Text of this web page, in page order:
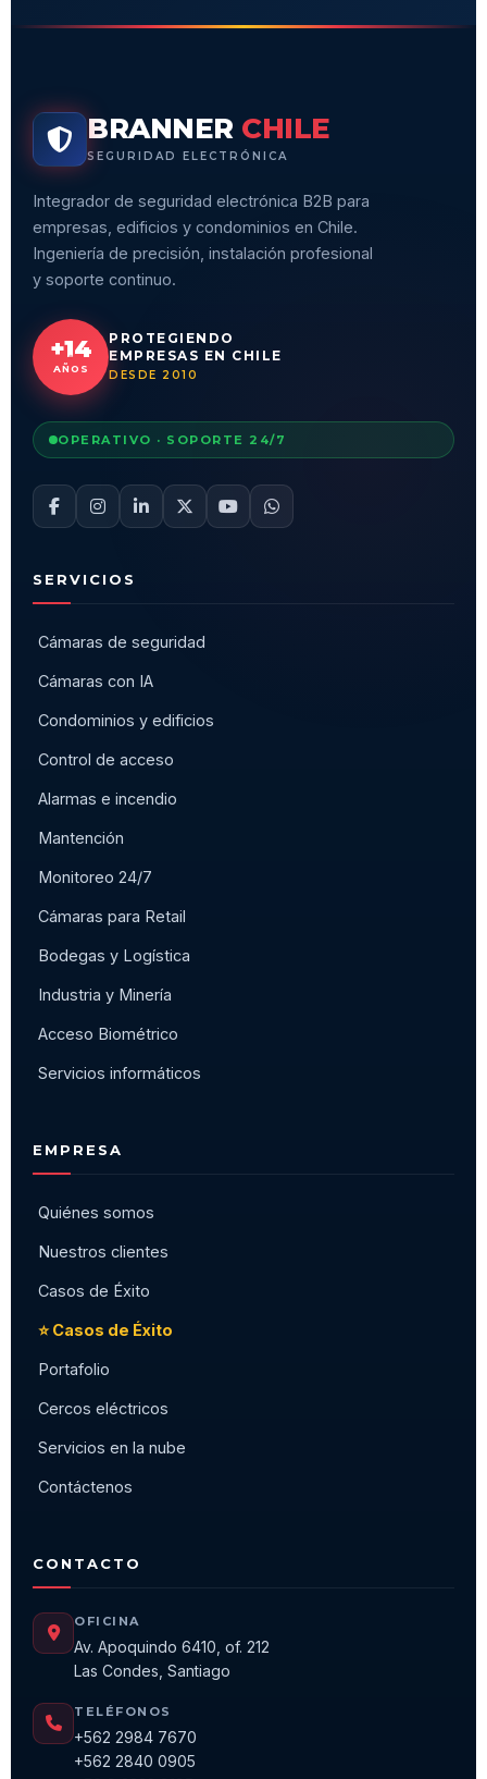
BRANNER CHILE
SEGURIDAD ELECTRÓNICA
Integrador de seguridad electrónica B2B para
empresas, edificios y condominios en Chile.
Ingeniería de precisión, instalación profesional
y soporte continuo.
+14
AÑOS
PROTEGIENDO
EMPRESAS EN CHILE
DESDE 2010
OPERATIVO · SOPORTE 24/7
SERVICIOS
Cámaras de seguridad
Cámaras con IA
Condominios y edificios
Control de acceso
Alarmas e incendio
Mantención
Monitoreo 24/7
Cámaras para Retail
Bodegas y Logística
Industria y Minería
Acceso Biométrico
Servicios informáticos
EMPRESA
Quiénes somos
Nuestros clientes
Casos de Éxito
⭐ Casos de Éxito
Portafolio
Cercos eléctricos
Servicios en la nube
Contáctenos
CONTACTO
OFICINA
Av. Apoquindo 6410, of. 212
Las Condes, Santiago
TELÉFONOS
+562 2984 7670
+562 2840 0905